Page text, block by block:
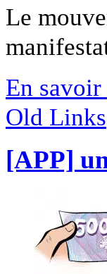
Le
En
Old Links
[APP]